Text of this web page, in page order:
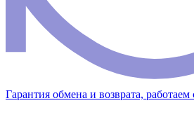
Гарантия обмена и возврата, работаем